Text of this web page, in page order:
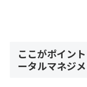
ここがポイン
ータルマネジ